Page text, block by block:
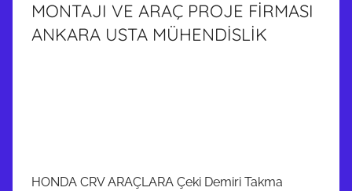
MONTAJI VE ARAÇ PROJE FİRMASI
ANKARA USTA MÜHENDİSLİK
HONDA CRV ARAÇLARA Çeki Demiri Takma